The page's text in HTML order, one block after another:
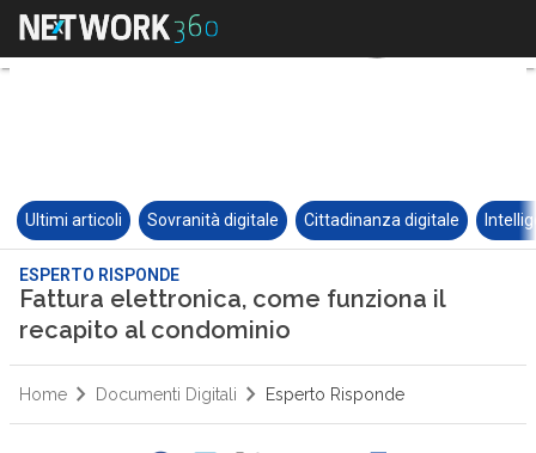
Ultimi articoli Sovranità digitale Cittadinanza digitale
ESPERTO RISPONDE
Fattura elettronica, come funziona il
recapito al condominio
Home Documenti Digitali Esperto Risponde